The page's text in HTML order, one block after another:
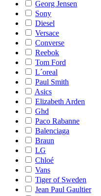
Georg Jensen
Sony
Diesel
Versace
Converse
Reebok
Tom Ford
L´oreal
Paul Smith
Asics
Elizabeth Arden
Ghd
Paco Rabanne
Balenciaga
Braun
LG
Chloé
Vans
Tiger of Sweden
Jean Paul Gaultier